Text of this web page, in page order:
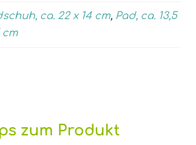
ca. 22 x 14 cm, Pad, ca. 13,5
cm
zum Produkt